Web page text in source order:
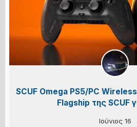
SCUF Omega PS5/PC
Flagship της SCUF
Ιούνιος 16